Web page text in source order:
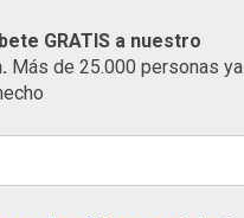
GRATIS a nuestro
Más de 25.000 personas ya